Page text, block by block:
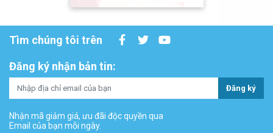
Tìm chúng tôi trên
Đăng ký nhận bản tin:
Đăng ký
Nhận mã giảm giá, ưu đãi độc quyền qua
Email của bạn mỗi ngày.